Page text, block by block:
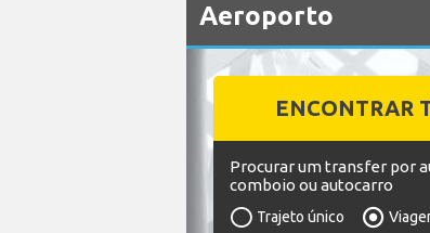
Aeroporto
ENCONTRAR
Procurar um transfer por
comboio ou autocarro
Trajeto único